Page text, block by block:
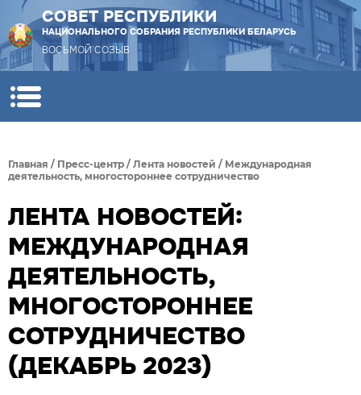
СОВЕТ РЕСПУБЛИКИ
НАЦИОНАЛЬНОГО СОБРАНИЯ РЕСПУБЛИКИ БЕЛАРУСЬ
ВОСЬМОЙ СОЗЫВ
Главная / Пресс-центр / Лента новостей / Международная
деятельность, многостороннее сотрудничество
ЛЕНТА НОВОСТЕЙ:
МЕЖДУНАРОДНАЯ
ДЕЯТЕЛЬНОСТЬ,
МНОГОСТОРОННЕЕ
СОТРУДНИЧЕСТВО
(ДЕКАБРЬ 2023)